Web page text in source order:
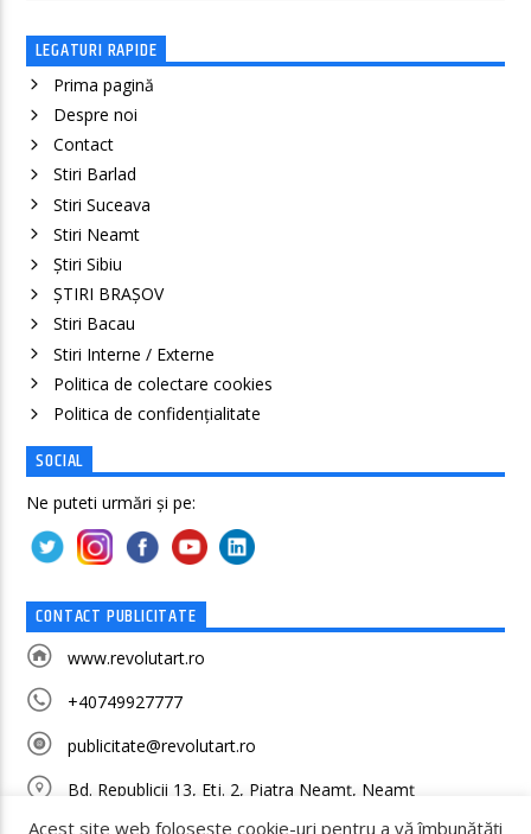
LEGATURI RAPIDE
Prima pagină
Despre noi
Contact
Stiri Barlad
Stiri Suceava
Stiri Neamt
Știri Sibiu
ȘTIRI BRAȘOV
Stiri Bacau
Stiri Interne / Externe
Politica de colectare cookies
Politica de confidenţialitate
SOCIAL
Ne puteti urmări și pe:
CONTACT PUBLICITATE
www.revolutart.ro
+40749927777
publicitate@revolutart.ro
Bd. Republicii 13, Etj. 2, Piatra Neamț, Neamț
Acest site web folosește cookie-uri pentru a vă îmbunătăți